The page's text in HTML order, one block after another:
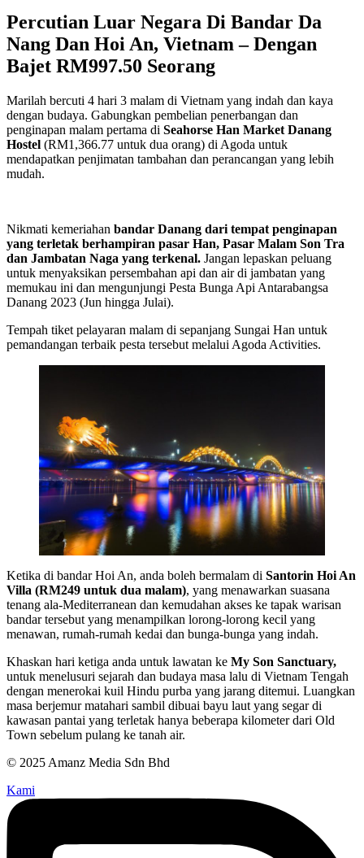
Percutian Luar Negara Di Bandar Da
Nang Dan Hoi An, Vietnam – Dengan
Bajet RM997.50 Seorang
Marilah bercuti 4 hari 3 malam di Vietnam yang indah dan kaya
dengan budaya. Gabungkan pembelian penerbangan dan
penginapan malam pertama di Seahorse Han Market Danang
Hostel (RM1,366.77 untuk dua orang) di Agoda untuk
mendapatkan penjimatan tambahan dan perancangan yang lebih
mudah.
Nikmati kemeriahan bandar Danang dari tempat penginapan
yang terletak berhampiran pasar Han, Pasar Malam Son Tra
dan Jambatan Naga yang terkenal. Jangan lepaskan peluang
untuk menyaksikan persembahan api dan air di jambatan yang
memukau ini dan mengunjungi Pesta Bunga Api Antarabangsa
Danang 2023 (Jun hingga Julai).
Tempah tiket pelayaran malam di sepanjang Sungai Han untuk
pemandangan terbaik pesta tersebut melalui Agoda Activities.
Ketika di bandar Hoi An, anda boleh bermalam di Santorin Hoi An
Villa (RM249 untuk dua malam), yang menawarkan suasana
tenang ala-Mediterranean dan kemudahan akses ke tapak warisan
bandar tersebut yang menampilkan lorong-lorong kecil yang
menawan, rumah-rumah kedai dan bunga-bunga yang indah.
Khaskan hari ketiga anda untuk lawatan ke My Son Sanctuary,
untuk menelusuri sejarah dan budaya masa lalu di Vietnam Tengah
dengan menerokai kuil Hindu purba yang jarang ditemui. Luangkan
masa berjemur matahari sambil dibuai bayu laut yang segar di
kawasan pantai yang terletak hanya beberapa kilometer dari Old
Town sebelum pulang ke tanah air.
© 2025 Amanz Media Sdn Bhd
Kami